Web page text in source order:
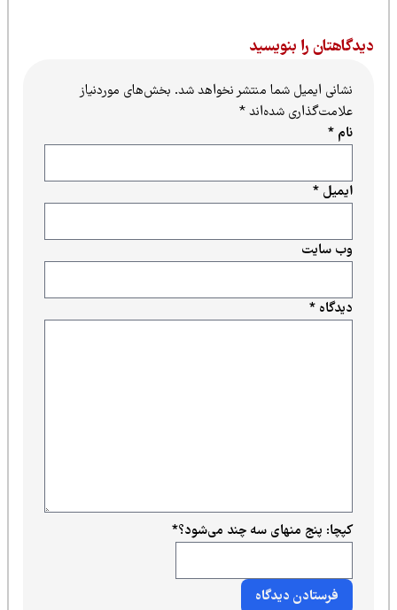
را بنویسید
نشانی ایمیل شما منتشر نخواهد شد.بخش‌های موردنیاز
علامت‌گذاری شده‌اند*
دیدگاه*
ایمیل*
وب‌ سایت
کپچا: پنج منهای سه چند می‌شود؟*